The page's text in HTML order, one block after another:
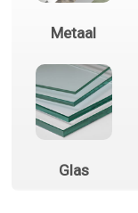
Metaal
Glas